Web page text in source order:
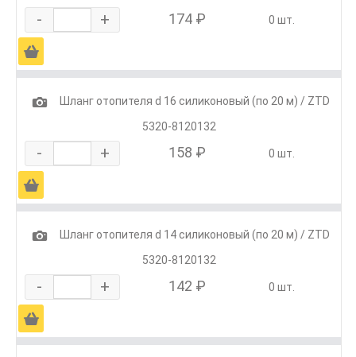
- + 174 ₽ 0 шт.
Ä
1
Шланг отопителя d 16 силиконовый (по 20 м) / ZTD
5320-8120132
- + 158 ₽ 0 шт.
Ä
1
Шланг отопителя d 14 силиконовый (по 20 м) / ZTD
5320-8120132
- + 142 ₽ 0 шт.
Ä